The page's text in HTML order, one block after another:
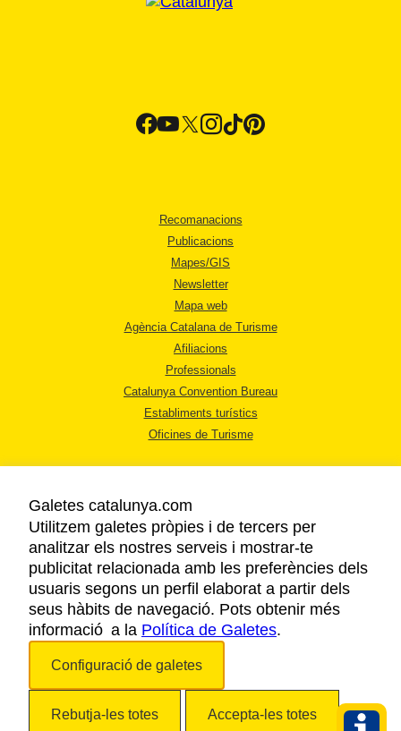
Recomanacions
Publicacions
Mapes/GIS
Newsletter
Mapa web
Agència Catalana de Turisme
Afiliacions
Professionals
Catalunya Convention Bureau
Establiments turístics
Oficines de Turisme
AVÍS LEGAL
POLÍTICA DE PRIVACITAT
COOKIES
ACCESSIBILITAT
Galetes catalunya.com
Utilitzem galetes pròpies i de tercers per
analitzar els nostres serveis i mostrar-te
publicitat relacionada amb les preferències dels
usuaris segons un perfil elaborat a partir dels
seus hàbits de navegació. Pots obtenir més
informació a la Política de Galetes.
Configuració de galetes
Rebutja-les totes Accepta-les totes